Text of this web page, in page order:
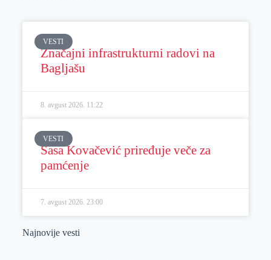
VESTI
Značajni infrastrukturni radovi na
Bagljašu
8. avgust 2026. 11:22
VESTI
Sasa Kovačević priređuje veče za
pamćenje
7. avgust 2026. 23:00
Najnovije vesti